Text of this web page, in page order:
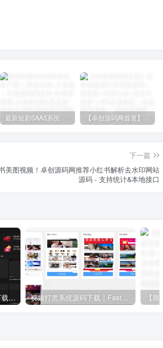
最新短剧SAAS系统源码下载｜多端分销+云存储｜卓创源码网提供 【卓创源码网首发】全开源视频打赏系统源码｜双模板+代理分站+易支付对接｜API全面修复｜站长盈利利器！​
下一篇
美图视频！卓创源码网推荐小红书解析去水印网站
源码 - 支持统计&本地接口
麻豆H5影视源码主题模版下载｜苹果CMSV10一键搭建影视平台首选方案 视频打赏系统源码下载｜FastAdmin多模板防封版｜包天包月支付解决方案